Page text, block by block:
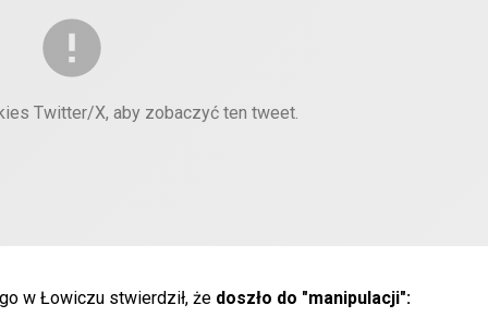
Twitter/X, aby zobaczyć ten tweet.
w Łowiczu stwierdził, że doszło do "manipulacji":